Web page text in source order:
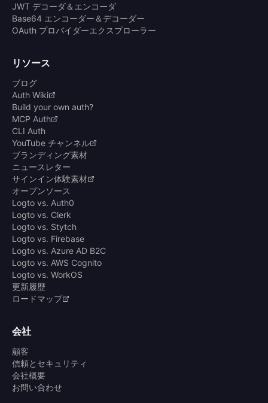
JWT デコーダ＆エンコーダ
Base64 エンコーダー＆デコーダー
OAuth プロバイダーエクスプローラー
リソース
ブログ
Auth Wiki
Build your own auth?
MCP Auth
CLI Auth
YouTube チャンネル
ブランディング素材
ニュースレター
サインイン体験素材
オープンソース
Logto vs. Auth0
Logto vs. Clerk
Logto vs. Stytch
Logto vs. Firebase
Logto vs. Azure AD B2C
Logto vs. AWS Cognito
Logto vs. WorkOS
更新履歴
ロードマップ
会社
顧客
信頼とセキュリティ
会社概要
お問い合わせ